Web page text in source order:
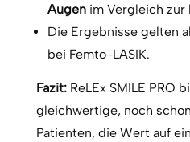
Augenim Vergleich zur
Die Ergebnisse gelten
bei Femto-LASIK.
Fazit:ReLEx SMILE PRO
gleichwertige, noch
Patienten, die Wert auf